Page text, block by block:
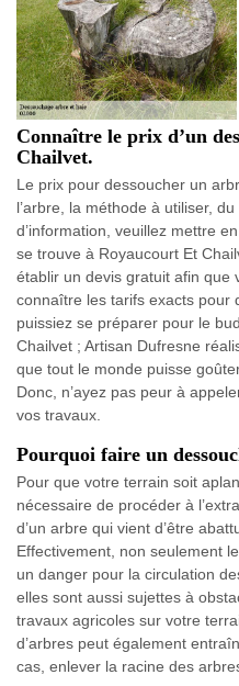
Connaître le prix d’un
Chailvet.
Le prix pour dessoucher un
l’arbre, la méthode à utiliser,
d’information, veuillez mettre
se trouve à Royaucourt Et
établir un devis gratuit afin que
connaître les tarifs exacts pour
puissiez se préparer pour le
Chailvet ; Artisan Dufresne
que tout le monde puisse
Donc, n’ayez pas peur à
vos travaux.
Pourquoi faire un
Pour que votre terrain soit
nécessaire de procéder à
d’un arbre qui vient d’être
Effectivement, non seulement
un danger pour la circulation
elles sont aussi sujettes à
travaux agricoles sur votre
d’arbres peut également
cas, enlever la racine des